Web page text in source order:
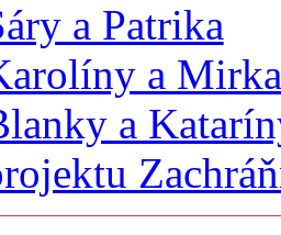
a Patrika
a Mirka
a